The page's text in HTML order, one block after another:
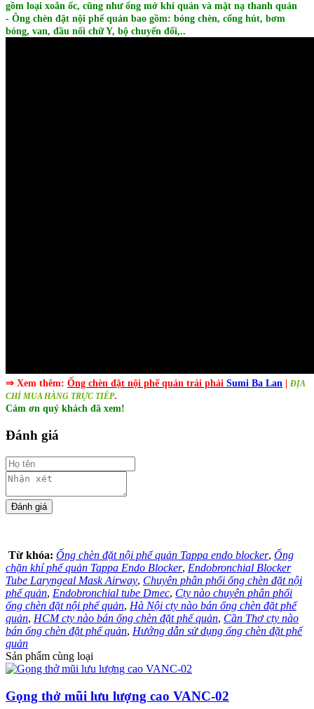
gồm loại xoắn ốc, cũng như ống mở khí quản và mặt nạ thanh quản
- Ông chèn đặt nội phế quản bao gồm: bóng chèn, cổng hút, bơm
bóng, van, đầu nối chữ Y, bộ chuyển đổi,..
⇒ Xem thêm: Ống chèn đặt nội phế quản trái phải Sumi Ba Lan
ĐỊA
CHỈ MUA HÀNG TRỰC TIẾP.
Cám ơn quý khách đã xem!
Đánh giá
Từ khóa: Ống chèn đặt nội phế quản Tappa endo blocker, Ống
chặn khí phế quản Tappa Endo Blocker, Endobronchial Blocker
Tube Laryngeal Mask Airway, Chuyên phân phối ống chèn đặt nội
phế quản, Endobronchial tube Dmec, Cty nào chuyên phân phối
ống chèn đặt nội phế quản, Hà Nội cty nào bán ống chèn đặt phế
quản, HCM cty nào bán ống chèn đặt phế quản, Cần Thơ cty nào
bán ống chèn đặt phế quản, Hướng dẫn sử dụng ống chèn đặt phế
quản
Sản phẩm cùng loại
Gọng thở mũi lưu lượng cao VANC-02